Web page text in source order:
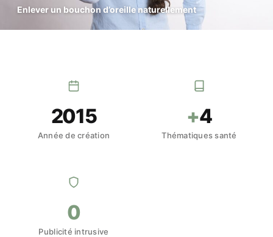
Enlever un bouchon d’oreille naturellement
2015
Année de création
+4
Thématiques santé
0
Publicité intrusive